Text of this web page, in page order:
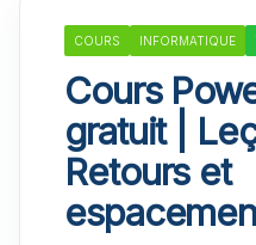
COURS INFORMATIQUE
Cours
gratuit |
Retours et